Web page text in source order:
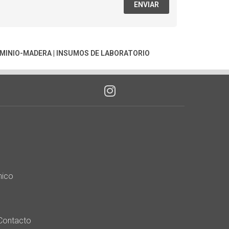
ENVIAR
MADERA INSUMOS DE LABORATORIO